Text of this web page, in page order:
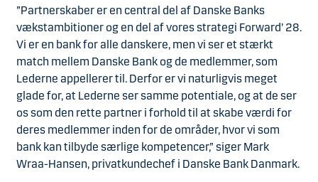
”Partnerskaber er en central del af Danske Banks
vækstambitioner og en del af vores strategi Forward’ 28.
Vi er en bank for alle danskere, men vi ser et stærkt
match mellem Danske Bank og de medlemmer, som
Lederne appellerer til. Derfor er vi naturligvis meget
glade for, at Lederne ser samme potentiale, og at de ser
os som den rette partner i forhold til at skabe værdi for
deres medlemmer inden for de områder, hvor vi som
bank kan tilbyde særlige kompetencer,” siger Mark
Wraa-Hansen, privatkundechef i Danske Bank Danmark.